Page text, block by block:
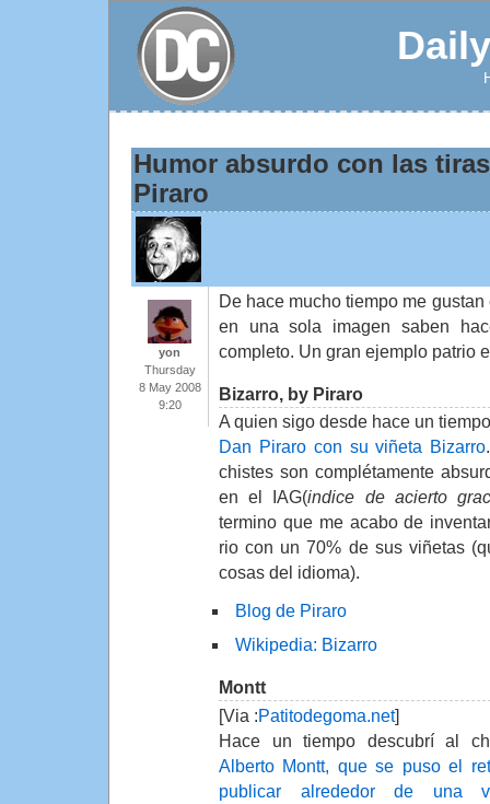
Humor absurdo con las
Piraro
yon
Thursday
8 May 2008
9:20
De hace mucho tiempo me
en una sola imagen saben
completo. Un gran ejemplo patrio
Bizarro, by Piraro
A quien sigo desde hace un
Dan Piraro con su viñeta Bizarro
chistes son complétamente
en el IAG(indice de acierto
termino que me acabo de
rio con un 70% de sus viñetas
cosas del idioma).
Blog de Piraro
Wikipedia: Bizarro
Montt
[Via :Patitodegoma.net]
Hace un tiempo descubrí al
Alberto Montt, que se puso el
publicar alrededor de una